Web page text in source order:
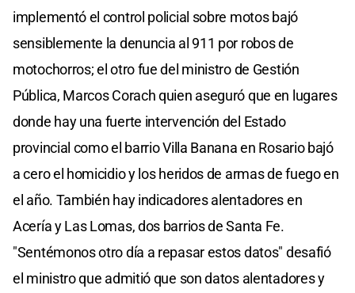
implementó el control policial sobre motos bajó
sensiblemente la denuncia al 911 por robos de
motochorros; el otro fue del ministro de Gestión
Pública, Marcos Corach quien aseguró que en lugares
donde hay una fuerte intervención del Estado
provincial como el barrio Villa Banana en Rosario bajó
a cero el homicidio y los heridos de armas de fuego en
el año. También hay indicadores alentadores en
Acería y Las Lomas, dos barrios de Santa Fe.
"Sentémonos otro día a repasar estos datos" desafió
el ministro que admitió que son datos alentadores y